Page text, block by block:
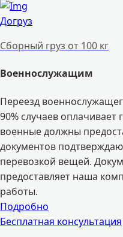
Догруз
Сборный груз от 100 кг
Военнослужащим
Переезд
90% случаев оплачивает
военные должны
документов
перевозкой вещей.
предоставляет наша
работы.
Подробно
Бесплатная консультация